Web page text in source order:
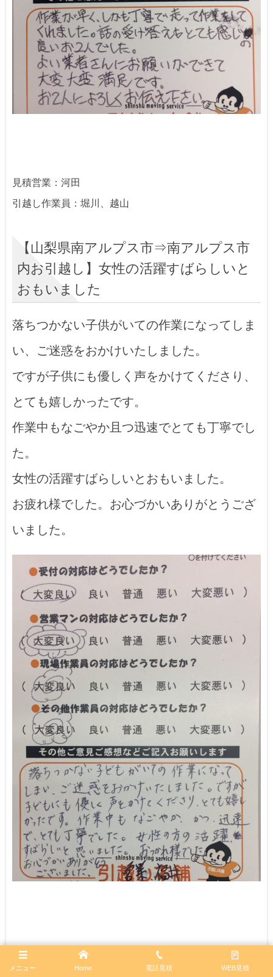
見積営業：河田
引越し作業員：堀川、越山
【山梨県南アルプス市⇒南アルプス市
内お引越し】女性の活躍すばらしいと
おもいました
落ちつかない子供がいての作業になってしま
い、ご迷惑をおかけいたしました。
ですが子供にも優しく声をかけてくださり、
とても嬉しかったです。
作業中もなごやか且つ迅速でとても丁寧でし
た。
女性の活躍すばらしいとおもいました。
お疲れ様でした。お心づかいありがとうござ
いました。
見積営業：福井
引越し作業員：大井、沢村、中村
メニュー Home 電話見積 WEB見積